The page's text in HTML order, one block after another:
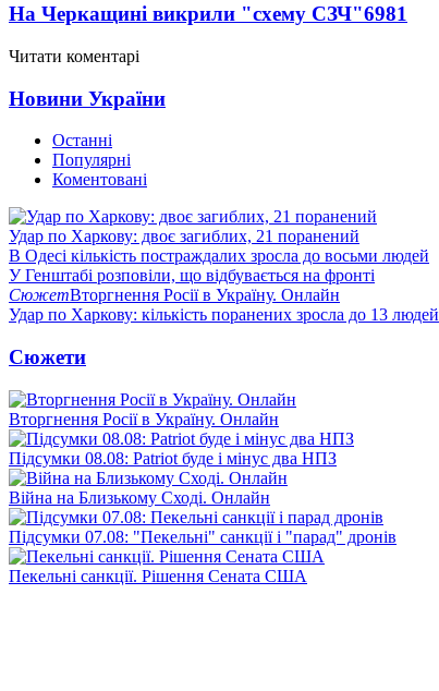
На Черкащині викрили "схему СЗЧ"6981
Читати коментарі
Новини України
Останні
Популярні
Коментовані
Удар по Харкову: двоє загиблих, 21 поранений
В Одесі кількість постраждалих зросла до восьми людей
У Генштабі розповіли, що відбувається на фронті
СюжетВторгнення Росії в Україну. Онлайн
Удар по Харкову: кількість поранених зросла до 13 людей
Сюжети
Вторгнення Росії в Україну. Онлайн
Підсумки 08.08: Patriot буде і мінус два НПЗ
Війна на Близькому Сході. Онлайн
Підсумки 07.08: "Пекельні" санкції і "парад" дронів
Пекельні санкції. Рішення Сената США